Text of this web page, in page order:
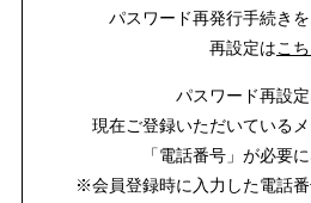
パスワード再発行手続きを
再設定はこ
パスワード再設定
現在ご登録いただいているメ
「電話番号」が必要
※会員登録時に入力した電話番